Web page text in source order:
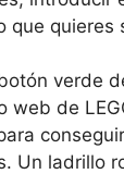
que quieres
verde
web de
Un ladrillo